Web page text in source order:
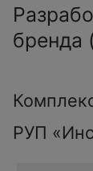
бренда
РУП